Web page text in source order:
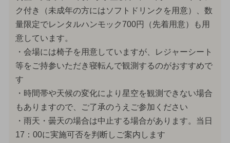
ク付き（未成年の方にはソフトドリンクを用意）、数
量限定でレンタルハンモック700円（先着用意）も用
意しています。
・会場には椅子を用意していますが、レジャーシート
等をご持参いただき寝転んで観測するのがおすすめで
す
・時間帯や天候の変化により星空を観測できない場合
もありますので、ご了承のうえご参加ください
・雨天・曇天の場合は中止する場合があります。当日
17：00に実施可否を判断しご案内します